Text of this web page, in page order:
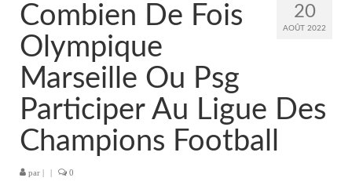
Tarifs
Massage biodynamique et ré-
équilibrant
Massage thaïlandais
Tarifs massages thaïlandais
20
AOÛT 2022
Combien De Fois
Olympique
Marseille Ou Psg
Participer Au Ligue Des
Champions Football
par 0